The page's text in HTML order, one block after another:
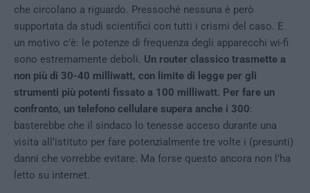
che circolano a riguardo. Pressoché nessuna è però
supportata da studi scientifici con tutti i crismi del caso. E
un motivo c’è: le potenze di frequenza degli apparecchi wi-fi
sono estremamente deboli. Un router classico trasmette a
non più di 30-40 milliwatt, con limite di legge per gli
strumenti più potenti fissato a 100 milliwatt. Per fare un
confronto, un telefono cellulare supera anche i 300:
basterebbe che il sindaco lo tenesse acceso durante una
visita all’istituto per fare potenzialmente tre volte i (presunti)
danni che vorrebbe evitare. Ma forse questo ancora non l’ha
letto su internet.